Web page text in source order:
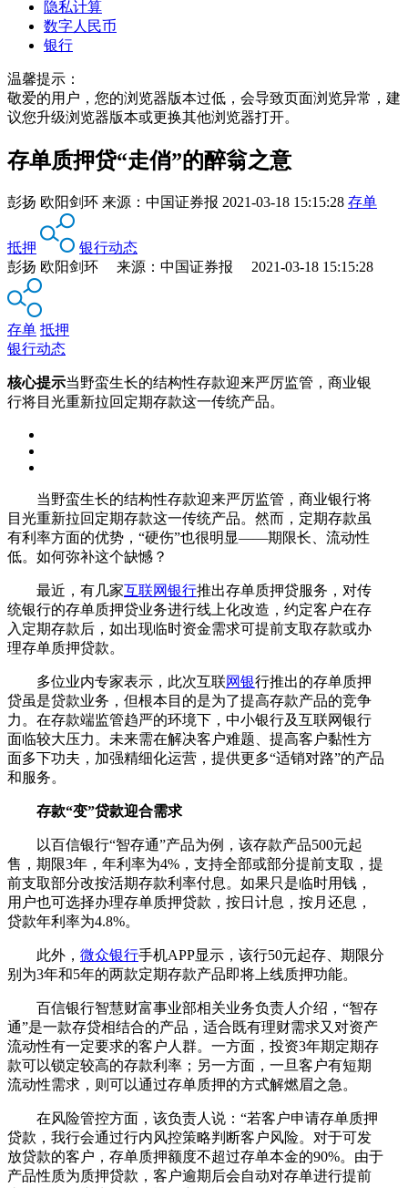
隐私计算
数字人民币
银行
温馨提示：
敬爱的用户，您的浏览器版本过低，会导致页面浏览异常，建
议您升级浏览器版本或更换其他浏览器打开。
存单质押贷“走俏”的醉翁之意
彭扬 欧阳剑环 来源： 中国证券报 2021-03-18 15:15:28 存单
抵押
银行动态
彭扬 欧阳剑环 来源：中国证券报 2021-03-18 15:15:28
存单 抵押
银行动态
核心提示当野蛮生长的结构性存款迎来严厉监管，商业银
行将目光重新拉回定期存款这一传统产品。
当野蛮生长的结构性存款迎来严厉监管，商业银行将
目光重新拉回定期存款这一传统产品。然而，定期存款虽
有利率方面的优势，“硬伤”也很明显——期限长、流动性
低。如何弥补这个缺憾？
最近，有几家互联网银行推出存单质押贷服务，对传
统银行的存单质押贷业务进行线上化改造，约定客户在存
入定期存款后，如出现临时资金需求可提前支取存款或办
理存单质押贷款。
多位业内专家表示，此次互联网银行推出的存单质押
贷虽是贷款业务，但根本目的是为了提高存款产品的竞争
力。在存款端监管趋严的环境下，中小银行及互联网银行
面临较大压力。未来需在解决客户难题、提高客户黏性方
面多下功夫，加强精细化运营，提供更多“适销对路”的产品
和服务。
存款“变”贷款迎合需求
以百信银行“智存通”产品为例，该存款产品500元起
售，期限3年，年利率为4%，支持全部或部分提前支取，提
前支取部分改按活期存款利率付息。如果只是临时用钱，
用户也可选择办理存单质押贷款，按日计息，按月还息，
贷款年利率为4.8%。
此外， 微众银行手机APP显示，该行50元起存、期限分
别为3年和5年的两款定期存款产品即将上线质押功能。
百信银行智慧财富事业部相关业务负责人介绍，“智存
通”是一款存贷相结合的产品，适合既有理财需求又对资产
流动性有一定要求的客户人群。一方面，投资3年期定期存
款可以锁定较高的存款利率；另一方面，一旦客户有短期
流动性需求，则可以通过存单质押的方式解燃眉之急。
在风险管控方面，该负责人说：“若客户申请存单质押
贷款，我行会通过行内风控策略判断客户风险。对于可发
放贷款的客户，存单质押额度不超过存单本金的90%。由于
产品性质为质押贷款，客户逾期后会自动对存单进行提前